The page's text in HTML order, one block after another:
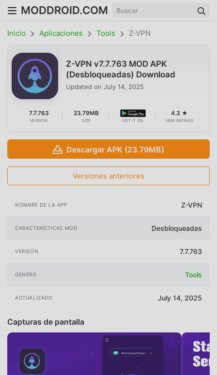
MODDROID.COM
Inicio Aplicaciones Tools Z-VPN
Z-VPN v7.7.763 MOD APK
(Desbloqueadas) Download
Updated on July 14, 2025
7.7.763
VERSION
23.79MB
SIZE GET IT ON
4.3 ★
1698 RATINGS
Descargar APK (23.79MB)
Versiones anteriores
NOMBRE DE LA APP Z-VPN
CARACTERÍSTICAS MOD Desbloqueadas
VERSIÓN 7.7.763
GÉNERO Tools
ACTUALIZADO July 14, 2025
Capturas de pantalla